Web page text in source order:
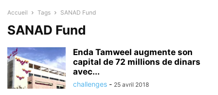
Accueil Tags SANAD Fund
SANAD Fund
Enda Tamweel augmente son
capital de 72 millions de dinars
avec...
challenges - 25 avril 2018